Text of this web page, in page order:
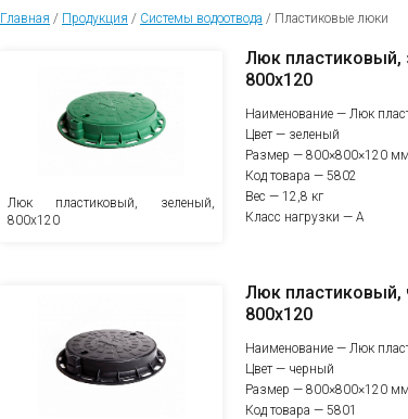
Главная / Продукция / Системы водоотвода / Пластиковые люки
Люк пластиковый, зеленый,
800х120
Люк пластиковый,
800х120
Наименование — Люк
Цвет — зеленый
Размер — 800×800×120 мм
Код товара — 5802
Вес — 12,8 кг
Класс нагрузки — A
Люк пластиковый,
800х120
Наименование — Люк
Цвет — черный
Размер — 800×800×120 мм
Код товара — 5801